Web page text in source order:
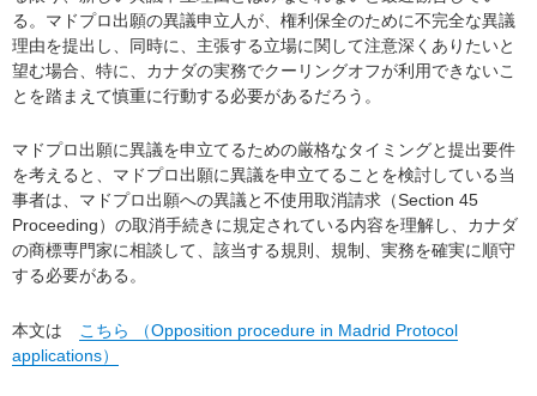
る。マドプロ出願の異議申立人が、権利保全のために不完全な異議
理由を提出し、同時に、主張する立場に関して注意深くありたいと
望む場合、特に、カナダの実務でクーリングオフが利用できないこ
とを踏まえて慎重に行動する必要があるだろう。
マドプロ出願に異議を申立てるための厳格なタイミングと提出要件
を考えると、マドプロ出願に異議を申立てることを検討している当
事者は、マドプロ出願への異議と不使用取消請求（Section 45
Proceeding）の取消手続きに規定されている内容を理解し、カナダ
の商標専門家に相談して、該当する規則、規制、実務を確実に順守
する必要がある。
本文は
こちら （Opposition procedure in Madrid Protocol
applications）